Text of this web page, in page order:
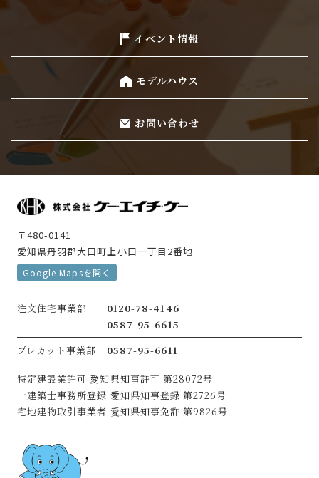
イベント情報
モデルハウス
お問い合わせ
〒480-0141
愛知県丹羽郡大口町上小口一丁目2番地
Google Mapsを開く
注文住宅事業部
0120-78-4146
0587-95-6615
プレカット事業部
0587-95-6611
特定建設業許可 愛知県知事許可 第28072号
一建築士事務所登録 愛知県知事登録 第2726号
宅地建物取引事業者 愛知県知事免許 第9826号